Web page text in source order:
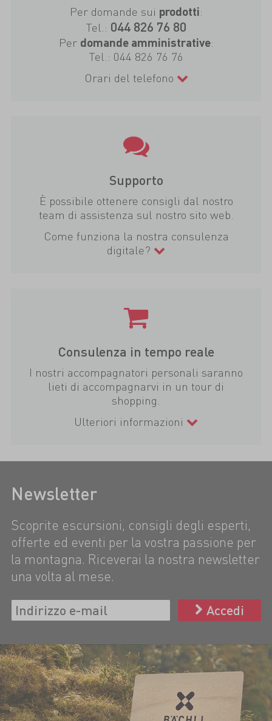
Per domande sui prodotti:
Tel.: 044 826 76 80
Per domande amministrative:
Tel.: 044 826 76 76
Orari del telefono
Supporto
È possibile ottenere consigli dal nostro
team di assistenza sul nostro sito web.
Come funziona la nostra consulenza
digitale?
Consulenza in tempo reale
I nostri accompagnatori personali saranno
lieti di accompagnarvi in un tour di
shopping.
Ulteriori informazioni
Newsletter
Scoprite escursioni, consigli degli esperti,
offerte ed eventi per la vostra passione per
la montagna. Riceverai la nostra newsletter
una volta al mese.
Accedi